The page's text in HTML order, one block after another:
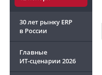
30 лет рынку ERP
в России
Главные
ИТ-сценарии 2026